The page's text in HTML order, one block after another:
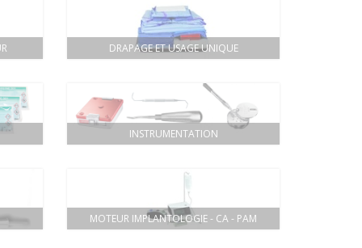
DRAPAGE ET USAGE UNIQUE
INSTRUMENTATION
MOTEUR IMPLANTOLOGIE - CA - PAM